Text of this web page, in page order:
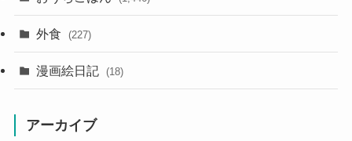
外食 (227)
漫画絵日記 (18)
アーカイブ